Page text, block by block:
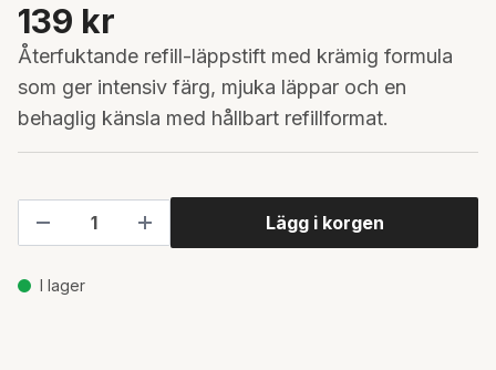
139 kr
Återfuktande refill-läppstift med krämig formula
som ger intensiv färg, mjuka läppar och en
behaglig känsla med hållbart refillformat.
Lägg i korgen
I lager